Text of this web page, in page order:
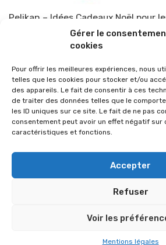
Gérer le
cookies
Pour offrir les meilleures expériences, nous
telles que les cookies pour stocker et/ou
des appareils. Le fait de consentir à ces
de traiter des données telles que le
les ID uniques sur ce site. Le fait de ne pas
consentement peut avoir un effet négatif sur
caractéristiques et fonctions.
Accepter
Refuser
Voir les
Mentions légales
Pelikan – Idées Cadeaux Noël pour
TOP-PARENTS 29 octobre 2010